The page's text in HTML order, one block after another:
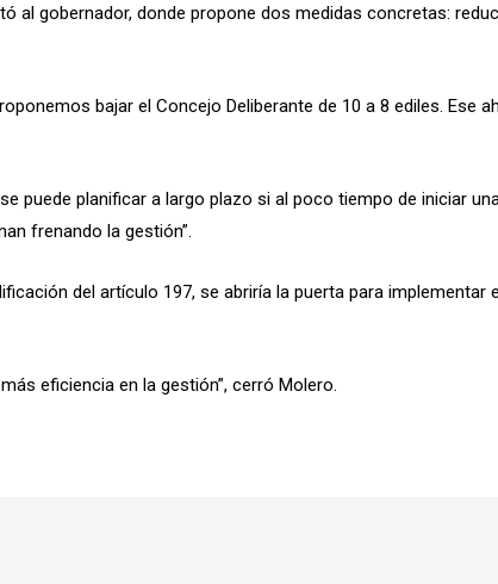
al gobernador, donde propone dos medidas concretas:
bajar el Concejo Deliberante de 10 a 8 ediles. Ese
puede planificar a largo plazo si al poco tiempo de iniciar
frenando la gestión”.
del artículo 197, se abriría la puerta para
eficiencia en la gestión”, cerró Molero.